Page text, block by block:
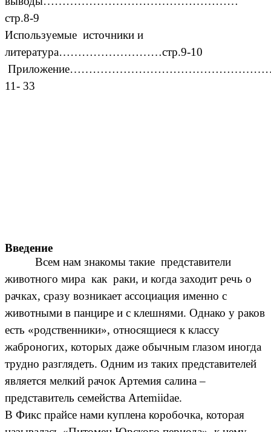
стр.8-9
Используемые источники и
литература………………………стр.9-10
11- 33
Введение
Всем нам знакомы такие представители
животного мира как раки, и когда заходит речь о
рачках, сразу возникает ассоциация именно с
животными в панцире и с клешнями. Однако у раков
есть «родственники», относящиеся к классу
жаброногих, которых даже обычным глазом иногда
трудно разглядеть. Одним из таких представителей
является мелкий рачок Артемия салина –
представитель семейства Artemiidae.
В Фикс прайсе нами куплена коробочка, которая